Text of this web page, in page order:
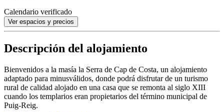
Calendario verificado
Ver espacios y precios
Descripción del alojamiento
Bienvenidos a la masía la Serra de Cap de Costa, un alojamiento
adaptado para minusválidos, donde podrá disfrutar de un turismo
rural de calidad alojado en una casa que se remonta al siglo XIII
cuando los templarios eran propietarios del término municipal de
Puig-Reig.